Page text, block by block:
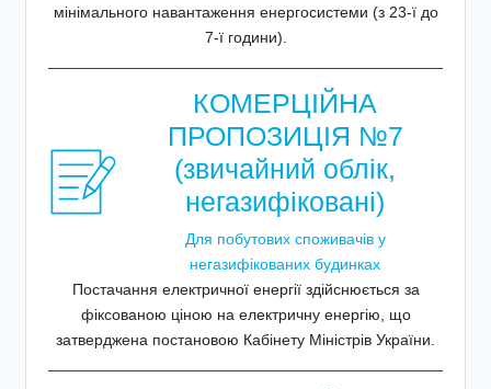
мінімального навантаження енергосистеми (з 23-ї до
7-ї години).
КОМЕРЦІЙНА
ПРОПОЗИЦІЯ №7
(звичайний облік,
негазифіковані)
Для побутових споживачів у
негазифікованих будинках
Постачання електричної енергії здійснюється за
фіксованою ціною на електричну енергію, що
затверджена постановою Кабінету Міністрів України.